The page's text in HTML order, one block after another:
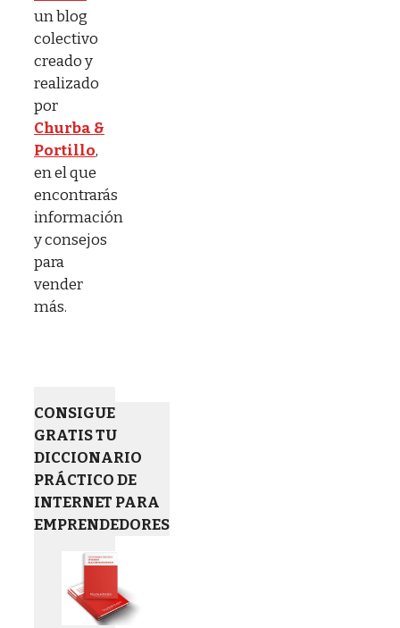
un blog
colectivo
creado y
realizado
por
Churba &
Portillo,
en el que
encontrarás
información
y consejos
para
vender
más.
CONSIGUE
GRATIS TU
DICCIONARIO
PRÁCTICO DE
INTERNET PARA
EMPRENDEDORES